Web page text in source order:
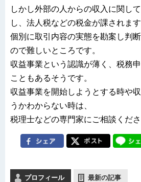
しかし外部の人からの収入に関し
し、法人税などの税金が課されます
個別に取引内容の実態を勘案し判
ので難しいところです。
収益事業という認識が薄く、税務
こともあるそうです。
収益事業を開始しようとする時や
うかわからない時は、
税理士などの専門家にご相談くださ
プロフィール 最新の記事